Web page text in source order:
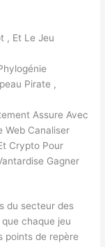
, Et Le Jeu
Pirate ,
Assure Avec
Web Canaliser
Crypto Pour
Gagner
du secteur des
chaque jeu
points de repère